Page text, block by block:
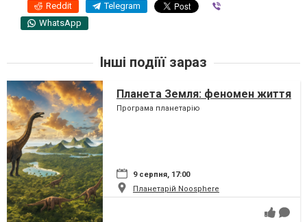
Reddit Telegram
WhatsApp
Інші подіїї зараз
Планета Земля: феномен життя
Програма планетарію
9 серпня, 17:00
Планетарій Noosphere